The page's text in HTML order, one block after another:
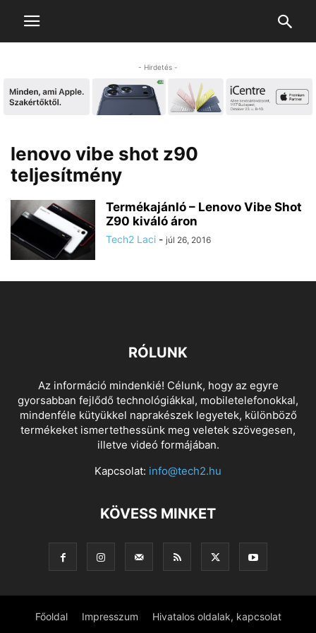
- Hirdetés -
lenovo vibe shot z90
teljesítmény
Termékajánló – Lenovo Vibe Shot
Z90 kiváló áron
Tech2 Laci - júl 26, 2016
RÓLUNK
Az információ mindenkié! Célunk, hogy az egyre
gyorsabban fejlődő technológiákkal, mobiletelefonokkal,
mindenféle kütyükkel naprakészek legyetek, különböző
termékeket ismertethessünk meg veletek szövegesen,
illetve videó formájában.
Kapcsolat: info@tech2.hu
KÖVESS MINKET
Főoldal Impresszum Hivatalos oldalak, kapcsolat